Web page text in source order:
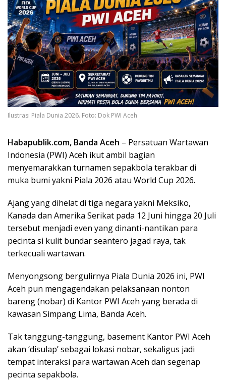
Ilustrasi Piala Dunia 2026. Foto: Dok PWI Aceh
Habapublik.com, Banda Aceh – Persatuan Wartawan
Indonesia (PWI) Aceh ikut ambil bagian
menyemarakkan turnamen sepakbola terakbar di
muka bumi yakni Piala 2026 atau World Cup 2026.
Ajang yang dihelat di tiga negara yakni Meksiko,
Kanada dan Amerika Serikat pada 12 Juni hingga 20 Juli
tersebut menjadi even yang dinanti-nantikan para
pecinta si kulit bundar seantero jagad raya, tak
terkecuali wartawan.
Menyongsong bergulirnya Piala Dunia 2026 ini, PWI
Aceh pun mengagendakan pelaksanaan nonton
bareng (nobar) di Kantor PWI Aceh yang berada di
kawasan Simpang Lima, Banda Aceh.
Tak tanggung-tanggung, basement Kantor PWI Aceh
akan ‘disulap’ sebagai lokasi nobar, sekaligus jadi
tempat interaksi para wartawan Aceh dan segenap
pecinta sepakbola.